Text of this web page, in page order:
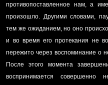
противопоставленное нам, а
произошло. Другими словами,
тем же ожиданием, но оно
и во время его протекания не
пережито через воспоминание о
После этого момента
воспринимается совершенно